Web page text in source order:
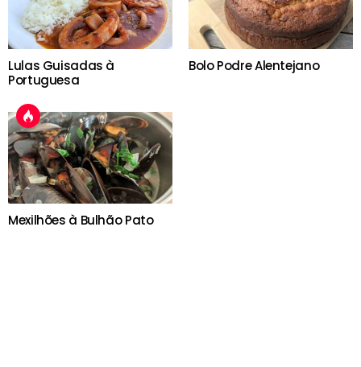
Lulas Guisadas à
Portuguesa
Bolo Podre Alentejano
Mexilhões à Bulhão Pato